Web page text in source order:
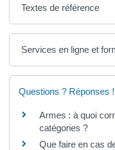
Textes de référence
Services en ligne et
Questions ? Réponses !
Armes : à quoi
catégories ?
Que faire en cas